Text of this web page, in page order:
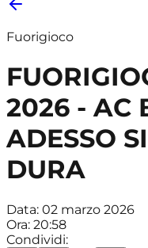
Fuorigioco
2026 - AC
ADESSO
DURA
Data: 02 marzo 2026
Ora: 20:58
Condividi: